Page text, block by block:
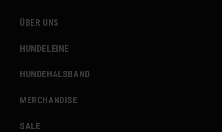
ÜBER UNS
HUNDELEINE
HUNDEHALSBAND
MERCHANDISE
SALE